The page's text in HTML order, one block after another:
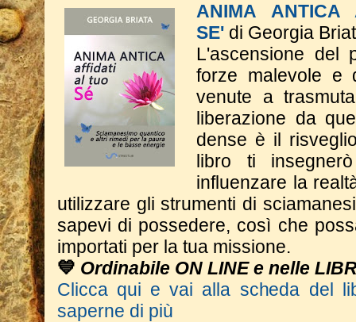
ANIMA ANTICA
SE' di Georgia
L'ascensione del
forze malevole e
venute a
liberazione da
dense è il
libro ti
influenzare la
utilizzare gli strumenti di
sapevi di possedere, così che
importati per la tua missione.
💙 Ordinabile ON LINE e nelle
Clicca qui e vai alla scheda del
saperne di più